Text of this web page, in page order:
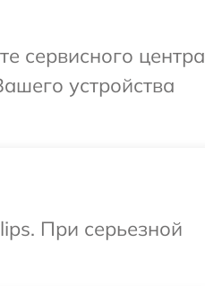
сервисного центра
устройства
При серьезной